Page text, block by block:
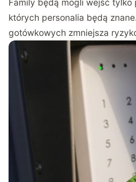
Family będą mogli wejść tylko
których personalia będą
gotówkowych zmniejsza